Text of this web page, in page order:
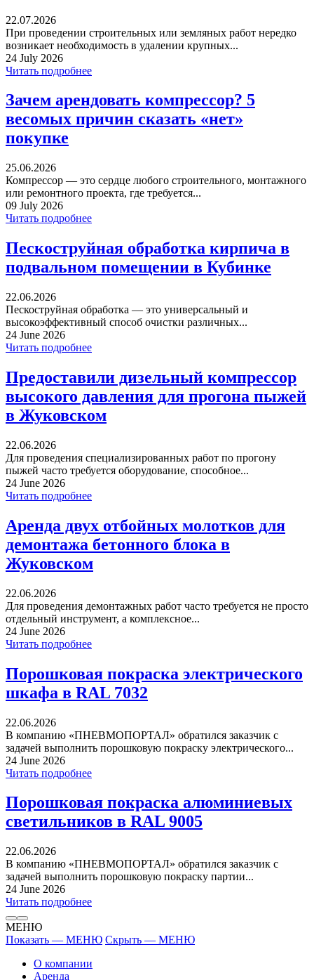
22.07.2026
При проведении строительных или земляных работ нередко
возникает необходимость в удалении крупных...
24 July 2026
Читать подробнее
Зачем арендовать компрессор? 5
весомых причин сказать «нет»
покупке
25.06.2026
Компрессор — это сердце любого строительного, монтажного
или ремонтного проекта, где требуется...
09 July 2026
Читать подробнее
Пескоструйная обработка кирпича в
подвальном помещении в Кубинке
22.06.2026
Пескоструйная обработка — это универсальный и
высокоэффективный способ очистки различных...
24 June 2026
Читать подробнее
Предоставили дизельный компрессор
высокого давления для прогона пыжей
в Жуковском
22.06.2026
Для проведения специализированных работ по прогону
пыжей часто требуется оборудование, способное...
24 June 2026
Читать подробнее
Аренда двух отбойных молотков для
демонтажа бетонного блока в
Жуковском
22.06.2026
Для проведения демонтажных работ часто требуется не просто
отдельный инструмент, а комплексное...
24 June 2026
Читать подробнее
Порошковая покраска электрического
шкафа в RAL 7032
22.06.2026
В компанию «ПНЕВМОПОРТАЛ» обратился заказчик с
задачей выполнить порошковую покраску электрического...
24 June 2026
Читать подробнее
Порошковая покраска алюминиевых
светильников в RAL 9005
22.06.2026
В компанию «ПНЕВМОПОРТАЛ» обратился заказчик с
задачей выполнить порошковую покраску партии...
24 June 2026
Читать подробнее
МЕНЮ
Показать — МЕНЮ Скрыть — МЕНЮ
О компании
Аренда